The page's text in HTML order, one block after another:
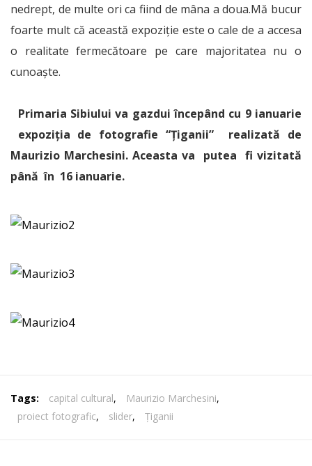
nedrept, de multe ori ca fiind de mâna a doua.Mă bucur
foarte mult că această expoziție este o cale de a accesa
o realitate fermecătoare pe care majoritatea nu o
cunoaște.
Primaria Sibiului va gazdui începând cu 9 ianuarie
expoziția de fotografie “Țiganii” realizată de
Maurizio Marchesini. Aceasta va putea fi vizitată
până în 16 ianuarie.
Tags: capital cultural, Maurizio Marchesini,
proiect fotografic, slider, Țiganii